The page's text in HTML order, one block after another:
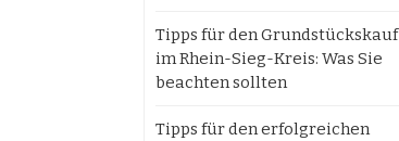
Tipps für den Grundstückskauf
im Rhein-Sieg-Kreis: Was Sie
beachten sollten
Tipps für den erfolgreichen